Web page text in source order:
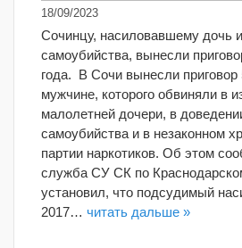
18/09/2023
Сочинцу, насиловавшему дочь
самоубийства, вынесли
года. В Сочи вынесли приговор
мужчине, которого обвиняли в
малолетней дочери, в
самоубийства и в незаконном
партии наркотиков. Об этом
служба СУ СК по
установил, что подсудимый
2017… читать дальше »